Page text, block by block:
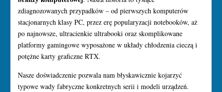
zdiagnozowanych przypadków – od pierwszych komputerów
stacjonarnych klasy PC, przez erę popularyzacji notebooków, aż
po najnowsze, ultracienkie ultrabooki oraz skomplikowane
platformy gamingowe wyposażone w układy chłodzenia cieczą i
potężne karty graficzne RTX.
Nasze doświadczenie pozwala nam błyskawicznie kojarzyć
typowe wady fabryczne konkretnych serii i modeli urządzeń.